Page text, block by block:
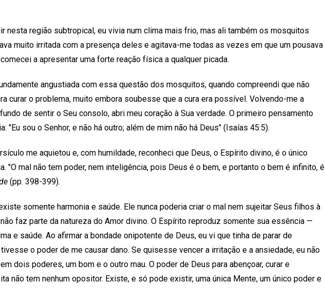
nesta região subtropical, eu vivia num clima mais frio, mas ali também os mosquitos
muito irritada com a presença deles e agitava-me todas as vezes em que um pousava
a apresentar uma forte reação física a qualquer picada.
angustiada com essa questão dos mosquitos, quando compreendi que não
curar o problema, muito embora soubesse que a cura era possível. Volvendo-me a
de sentir o Seu consolo, abri meu coração à Sua verdade. O primeiro pensamento
"Eu sou o Senhor, e não há outro; além de mim não há Deus" (Isaías 45:5).
me aquietou e, com humildade, reconheci que Deus, o Espírito divino, é o único
"O mal não tem poder, nem inteligência, pois Deus é o bem, e portanto o bem é infinito, é
(pp. 398-399).
somente harmonia e saúde. Ele nunca poderia criar o mal nem sujeitar Seus filhos à
faz parte da natureza do Amor divino. O Espírito reproduz somente sua essência —
e saúde. Ao afirmar a bondade onipotente de Deus, eu vi que tinha de parar de
o poder de me causar dano. Se quisesse vencer a irritação e a ansiedade, eu não
dois poderes, um bom e o outro mau. O poder de Deus para abençoar, curar e
não tem nenhum opositor. Existe, e só pode existir, uma única Mente, um único poder e